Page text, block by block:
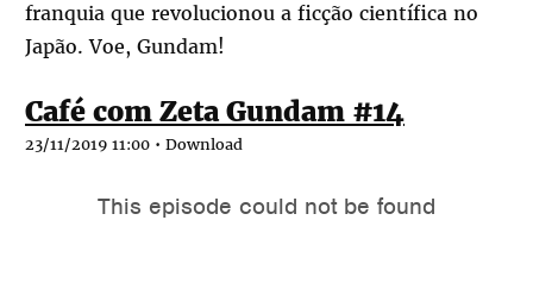
franquia que revolucionou a ficção científica no
Japão. Voe, Gundam!
Café com Zeta Gundam #14
23/11/2019 11:00 • Download